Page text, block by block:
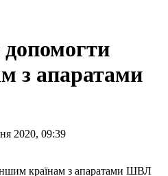
з апаратами
2020, 09:39